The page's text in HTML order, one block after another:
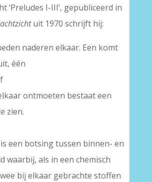
‘Preludes I-III’, gepubliceerd in
uit 1970 schrijft hij:
naderen elkaar. Een komt
één
ontmoeten bestaat een
zien.
een botsing tussen binnen- en
waarbij, als in een chemisch
bij elkaar gebrachte stoffen